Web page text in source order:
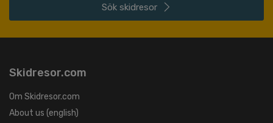
Sök skidresor
Skidresor.com
Om Skidresor.com
About us (english)